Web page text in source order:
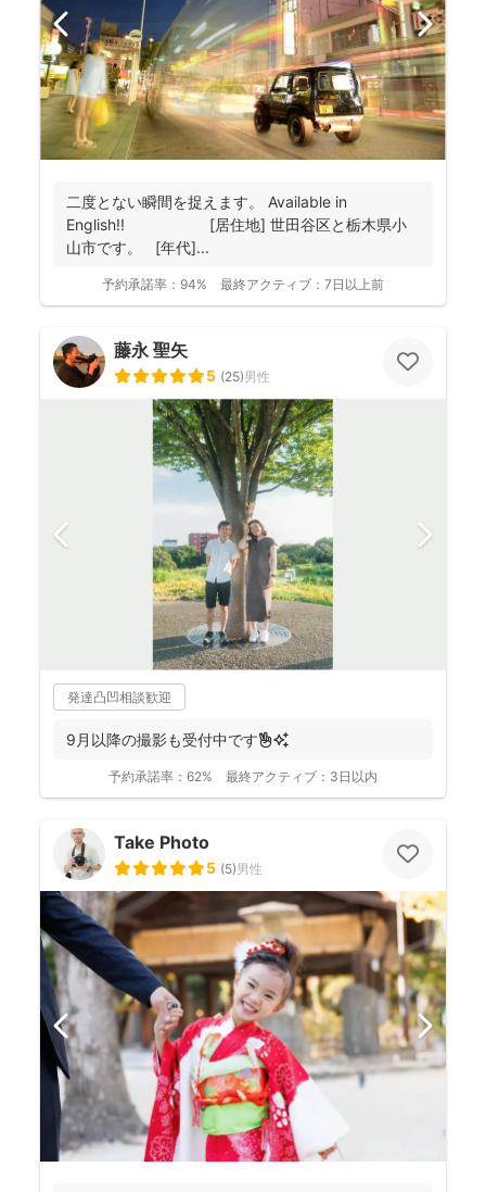
二度とない瞬間を捉えます。 Available in
English!! [居住地] 世田谷区と栃木県小
山市です。 [年代]...
予約承諾率： 94% 最終アクティブ： 7日以上前
藤永 聖矢
5 (25)男性
発達凸凹相談歓迎
9月以降の撮影も受付中です✌️✨
予約承諾率： 62% 最終アクティブ： 3日以内
Take Photo
5 (5)男性